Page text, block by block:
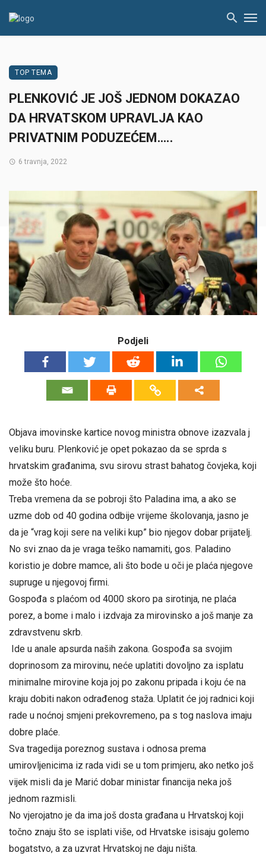
TOP TEMA
PLENKOVIĆ JE JOŠ JEDNOM DOKAZAO
DA HRVATSKOM UPRAVLJA KAO
PRIVATNIM PODUZEĆEM…..
6 travnja, 2022
Podjeli
Objava imovinske kartice novog ministra obnove izazvala j
veliku buru. Plenković je opet pokazao da se sprda s
hrvatskim građanima, svu sirovu strast bahatog čovjeka, koji
može što hoće.
Treba vremena da se pobroji što Paladina ima, a ako se
uzme dob od 40 godina odbije vrijeme školovanja, jasno je
da je “vrag koji sere na veliki kup” bio njegov dobar prijatelj.
No svi znao da je vraga teško namamiti, gos. Paladino
koristio je dobre mamce, ali što bode u oči je plaća njegove
supruge u njegovoj firmi.
Gospođa s plaćom od 4000 skoro pa sirotinja, ne plaća
porez, a bome i malo i izdvaja za mirovinsko a još manje za
zdravstvenu skrb.
Ide u anale apsurda naših zakona. Gospođa sa svojim
doprinosom za mirovinu, neće uplatiti dovoljno za isplatu
minimalne mirovine koja joj po zakonu pripada i koju će na
kraju dobiti nakon odrađenog staža. Uplatit će joj radnici koji
rade u noćnoj smjeni prekovremeno, pa s tog naslova imaju
dobre plaće.
Sva tragedija poreznog sustava i odnosa prema
umirovljenicima iz rada vidi se u tom primjeru, ako netko još
vijek misli da je Marić dobar ministar financija neka još
jednom razmisli.
No vjerojatno je da ima još dosta građana u Hrvatskoj koji
točno znaju što se isplati više, od Hrvatske isisaju golemo
bogatstvo, a za uzvrat Hrvatskoj ne daju ništa.